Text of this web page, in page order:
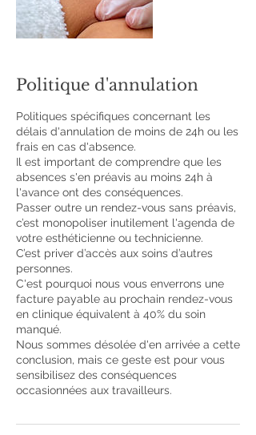
Politique d'annulation
Politiques spécifiques concernant les
délais d'annulation de moins de 24h ou les
frais en cas d'absence.
Il est important de comprendre que les
absences s'en préavis au moins 24h à
l'avance ont des conséquences.
Passer outre un rendez-vous sans préavis,
c’est monopoliser inutilement l'agenda de
votre esthéticienne ou technicienne.
C’est priver d’accès aux soins d’autres
personnes.
C'est pourquoi nous vous enverrons une
facture payable au prochain rendez-vous
en clinique équivalent à 40% du soin
manqué.
Nous sommes désolée d'en arrivée a cette
conclusion, mais ce geste est pour vous
sensibilisez des conséquences
occasionnées aux travailleurs.